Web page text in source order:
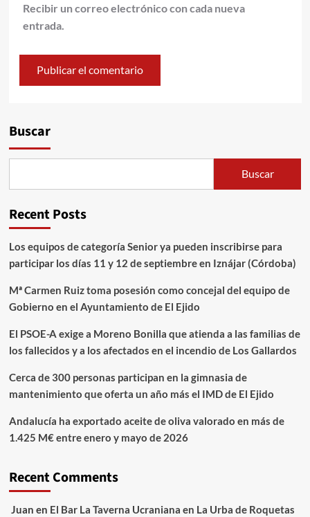
Recibir un correo electrónico con cada nueva
entrada.
Buscar
Buscar
Recent Posts
Los equipos de categoría Senior ya pueden inscribirse para
participar los días 11 y 12 de septiembre en Iznájar (Córdoba)
Mª Carmen Ruiz toma posesión como concejal del equipo de
Gobierno en el Ayuntamiento de El Ejido
El PSOE-A exige a Moreno Bonilla que atienda a las familias de
los fallecidos y a los afectados en el incendio de Los Gallardos
Cerca de 300 personas participan en la gimnasia de
mantenimiento que oferta un año más el IMD de El Ejido
Andalucía ha exportado aceite de oliva valorado en más de
1.425 M€ entre enero y mayo de 2026
Recent Comments
Juan en El Bar La Taverna Ucraniana en La Urba de Roquetas